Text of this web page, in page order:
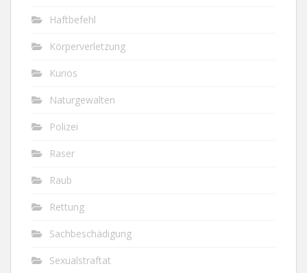
Haftbefehl
Körperverletzung
Kurios
Naturgewalten
Polizei
Raser
Raub
Rettung
Sachbeschädigung
Sexualstraftat